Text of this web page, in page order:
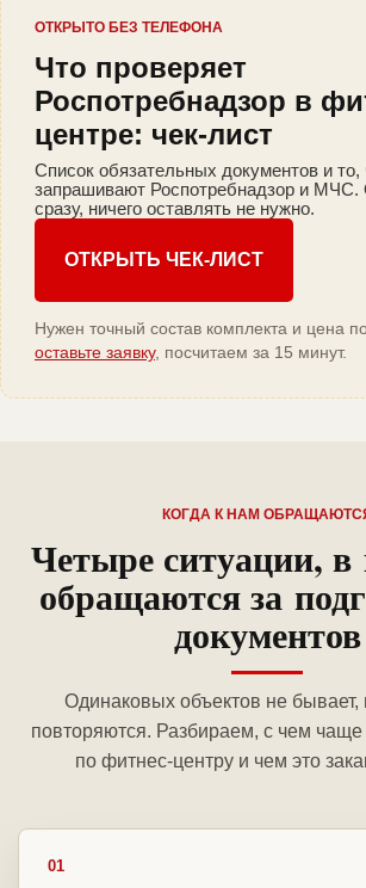
ОТКРЫТО БЕЗ ТЕЛЕФОНА
Что проверяет
Роспотребнадзор в
центре: чек-лист
Список обязательных документов и то,
запрашивают Роспотребнадзор и МЧС.
сразу, ничего оставлять не нужно.
ОТКРЫТЬ ЧЕК-ЛИСТ
Нужен точный состав комплекта и цена
оставьте заявку, посчитаем за 15 минут.
КОГДА К НАМ
Четыре ситуации,
обращаются за
документов
Одинаковых объектов не бывает,
повторяются. Разбираем, с чем чаще
по фитнес-центру и чем это
01